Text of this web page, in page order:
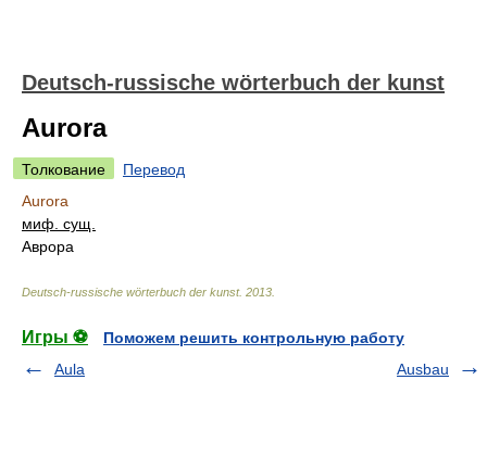
Deutsch-russische wörterbuch der kunst
Aurora
Толкование
Перевод
Aurora
миф. сущ.
Аврора
Deutsch-russische wörterbuch der kunst. 2013
Игры ⚽
Поможем решить контрольную работу
Aula
Ausbau